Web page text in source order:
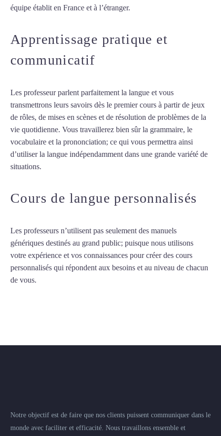
équipe établit en France et à l’étranger.
Apprentissage pratique et
communicatif
Les professeur parlent parfaitement la langue et vous
transmettrons leurs savoirs dès le premier cours à partir de jeux
de rôles, de mises en scènes et de résolution de problèmes de la
vie quotidienne. Vous travaillerez bien sûr la grammaire, le
vocabulaire et la prononciation; ce qui vous permettra ainsi
d’utiliser la langue indépendamment dans une grande variété de
situations.
Cours de langue personnalisés
Les professeurs n’utilisent pas seulement des manuels
génériques destinés au grand public; puisque nous utilisons
votre expérience et vos connaissances pour créer des cours
personnalisés qui répondent aux besoins et au niveau de chacun
de vous.
Notre objectif est de faire que nos clients puissent communiquer dans le
monde avec faciliter et efficacité. Nous travaillons ensemble et